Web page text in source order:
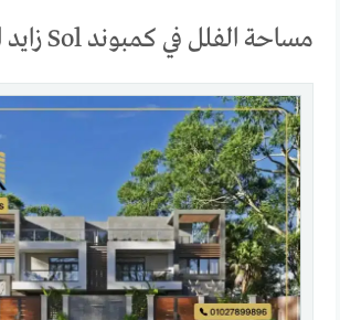
مساحة الفلل في كمبوند Sol زايد الجديدة